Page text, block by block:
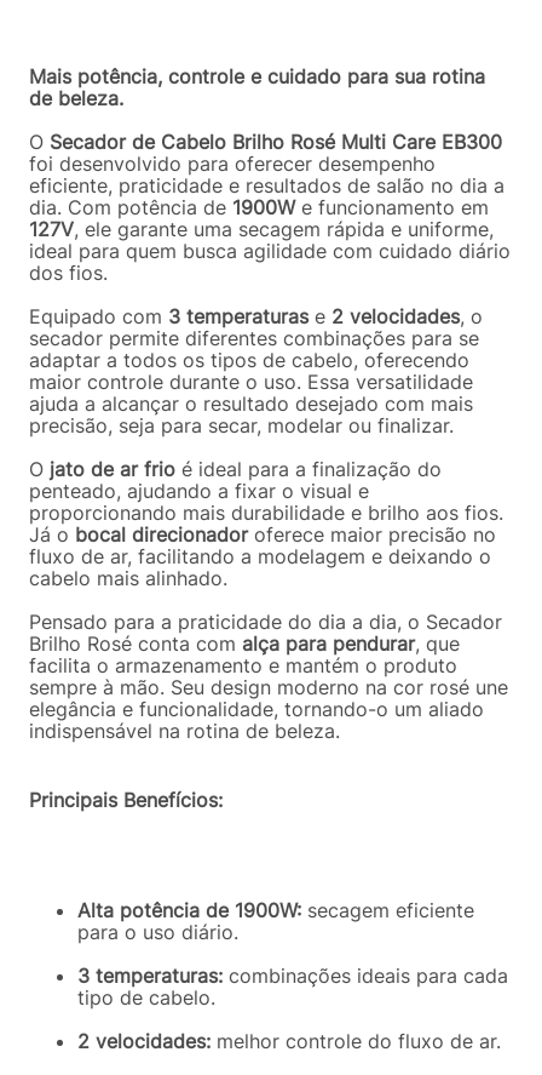
Mais potência, controle e cuidado para sua rotina
de beleza.
O Secador de Cabelo Brilho Rosé Multi Care EB300
foi desenvolvido para oferecer desempenho
eficiente, praticidade e resultados de salão no dia a
dia. Com potência de 1900We funcionamento em
127V, ele garante uma secagem rápida e uniforme,
ideal para quem busca agilidade com cuidado diário
dos fios.
Equipado com 3 temperaturase 2 velocidades, o
secador permite diferentes combinações para se
adaptar a todos os tipos de cabelo, oferecendo
maior controle durante o uso. Essa versatilidade
ajuda a alcançar o resultado desejado com mais
precisão, seja para secar, modelar ou finalizar.
O jato de ar frio é ideal para a finalização do
penteado, ajudando a fixar o visual e
proporcionando mais durabilidade e brilho aos fios.
Já o bocal direcionadoroferece maior precisão no
fluxo de ar, facilitando a modelagem e deixando o
cabelo mais alinhado.
Pensado para a praticidade do dia a dia, o Secador
Brilho Rosé conta com alça para pendurar, que
facilita o armazenamento e mantém o produto
sempre à mão. Seu design moderno na cor rosé une
elegância e funcionalidade, tornando-o um aliado
indispensável na rotina de beleza.
Principais Benefícios:
Alta potência de 1900W: secagem eficiente
para o uso diário.
3 temperaturas: combinações ideais para cada
tipo de cabelo.
2 velocidades: melhor controle do fluxo de ar.